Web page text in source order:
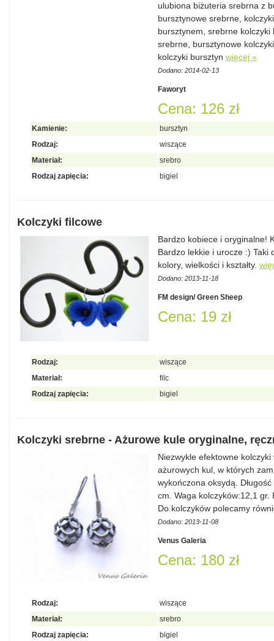
ulubiona biżuteria srebrna z
bursztynowe srebrne,
bursztynem, srebrne
srebrne, bursztynowe
kolczyki bursztyn więcej »
Dodano: 2014-02-13
Faworyt
Cena: 126 zł
Kamienie:
bursztyn
Rodzaj:
wiszące
Materiał:
srebro
Rodzaj zapięcia:
bigiel
Kolczyki filcowe
Bardzo kobiece i oryginalne!
Bardzo lekkie i urocze :)
kolory, wielkości i kształty.
Dodano: 2013-11-18
FM design/ Green Sheep
Cena: 19 zł
Rodzaj:
wiszące
Materiał:
filc
Rodzaj zapięcia:
bigiel
Kolczyki srebrne - Ażurowe kule oryginalne,
Niezwykle efektowne
ażurowych kul, w których
wykończona oksydą.
cm. Waga kolczyków:12,1
Do kolczyków polecamy
Dodano: 2013-11-08
Venus Galeria
Cena: 180 zł
Rodzaj:
wiszące
Materiał:
srebro
Rodzaj zapięcia:
bigiel